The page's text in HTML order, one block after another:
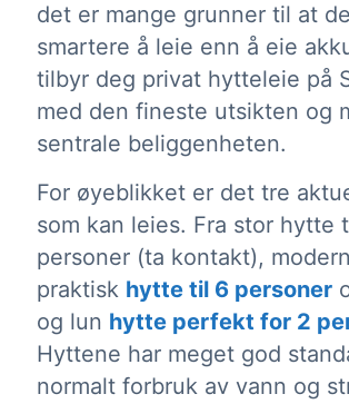
det er mange grunner til at
smartere å leie enn å eie
tilbyr deg privat hytteleie på
med den fineste utsikten og
sentrale beliggenheten.
For øyeblikket er det tre
som kan leies. Fra stor hytte
personer (ta kontakt),
praktisk hytte til 6 personer
og lun hytte perfekt for 2
Hyttene har meget god
normalt forbruk av vann og